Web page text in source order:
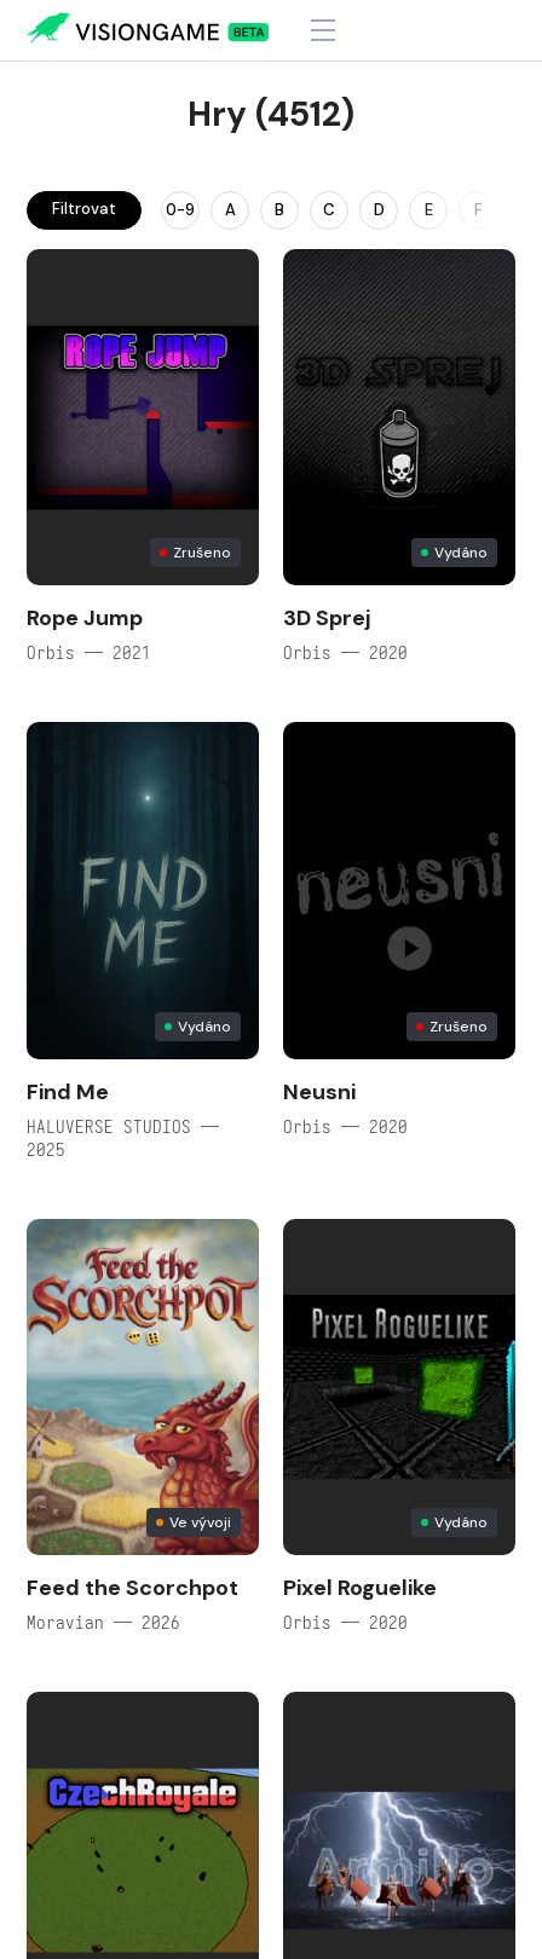
Hry (4512)
Filtrovat 0-9 A B C D E F
Zrušeno
Rope Jump
Orbis — 2021
Vydáno
3D Sprej
Orbis — 2020
Vydáno
Find Me
HALUVERSE STUDIOS —
2025
Zrušeno
Neusni
Orbis — 2020
Ve vývoji
Feed the Scorchpot
Moravian — 2026
Vydáno
Pixel Roguelike
Orbis — 2020